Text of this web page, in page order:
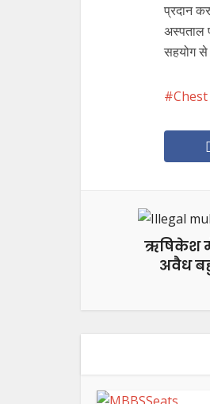
प्रदान
अस्पताल
सहयोग से
ऋषिकेश
अवैध